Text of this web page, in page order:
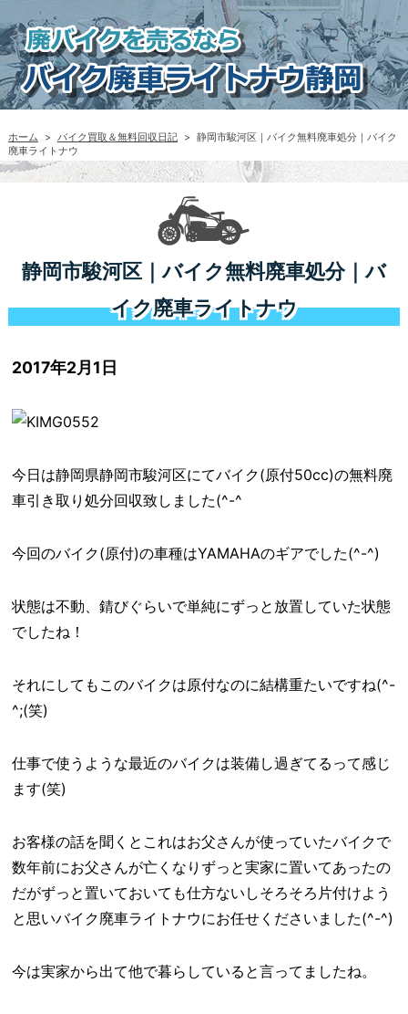
ホーム > バイク買取＆無料回収日記 > 静岡市駿河区｜バイク無料廃車処分｜バイク
廃車ライトナウ
静岡市駿河区｜バイク無料廃車処分｜バ
イク廃車ライトナウ
2017年2月1日
今日は静岡県静岡市駿河区にてバイク(原付50cc)の無料廃
車引き取り処分回収致しました(^-^ゞ
今回のバイク(原付)の車種はYAMAHAのギアでした(^-^)
状態は不動、錆びぐらいで単純にずっと放置していた状態
でしたね！
それにしてもこのバイクは原付なのに結構重たいですね(^-
^;(笑)
仕事で使うような最近のバイクは装備し過ぎてるって感じ
ます(笑)
お客様の話を聞くとこれはお父さんが使っていたバイクで
数年前にお父さんが亡くなりずっと実家に置いてあったの
だがずっと置いておいても仕方ないしそろそろ片付けよう
と思いバイク廃車ライトナウにお任せくださいました(^-^)
今は実家から出て他で暮らしていると言ってましたね。